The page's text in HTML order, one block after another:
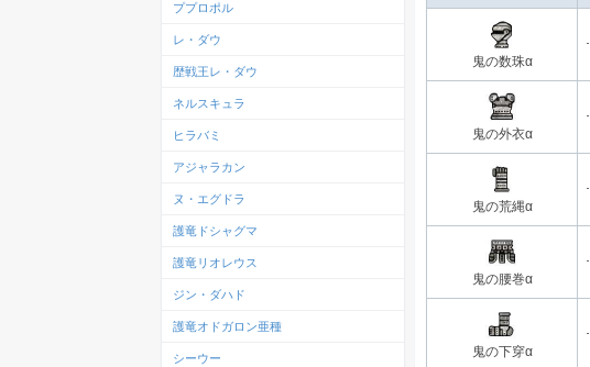
鬼の数珠α
･
鬼の外衣α
･
鬼の荒縄α
･
鬼の腰巻α
･
鬼の下穿α
･
ププロポル
レ・ダウ
歴戦王レ・ダウ
ネルスキュラ
ヒラバミ
アジャラカン
ヌ・エグドラ
護竜ドシャグマ
護竜リオレウス
ジン・ダハド
護竜オドガロン亜種
シーウー